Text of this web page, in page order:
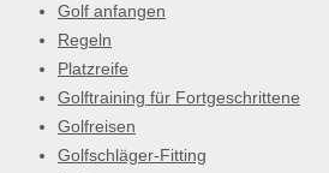
Golf anfangen
Regeln
Platzreife
Golftraining für Fortgeschrittene
Golfreisen
Golfschläger-Fitting